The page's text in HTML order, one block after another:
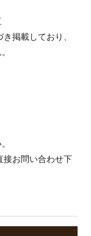
掲載しており、
お問い合わせ下